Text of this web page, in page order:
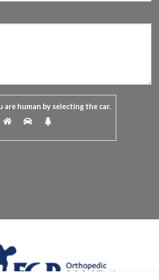
are human by selecting the car.